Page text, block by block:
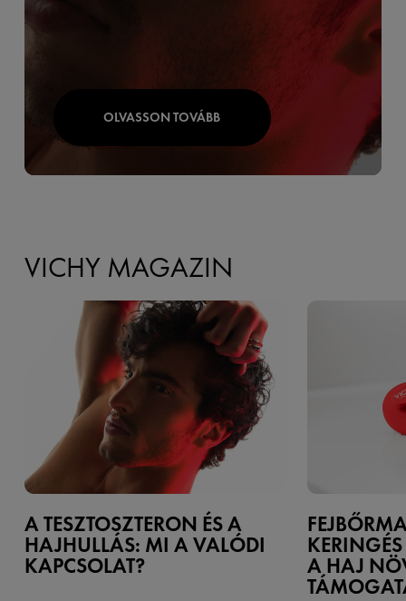
OLVASSON TOVÁBB
VICHY MAGAZIN
A TESZTOSZTERON ÉS A
HAJHULLÁS: MI A VALÓDI
KAPCSOLAT? A HAJ